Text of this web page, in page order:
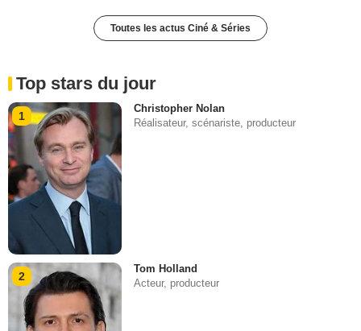
Toutes les actus Ciné & Séries
Top stars du jour
1
Christopher Nolan
Réalisateur, scénariste, producteur
2
Tom Holland
Acteur, producteur